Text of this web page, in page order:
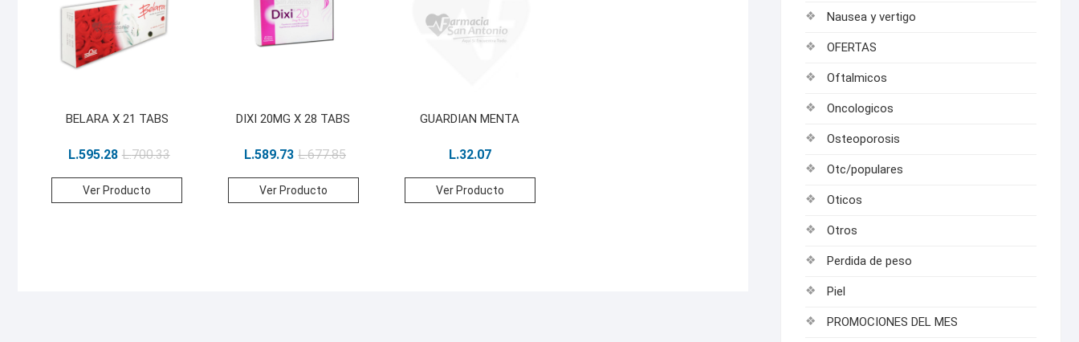
BELARA X 21 TABS
L.700.33
L.595.28
Ver Producto
DIXI 20MG X 28 TABS
L.677.85
L.589.73
Ver Producto
GUARDIAN MENTA
L.32.07
Ver Producto
Nausea y vertigo
OFERTAS
Oftalmicos
Oncologicos
Osteoporosis
Otc/populares
Oticos
Otros
Perdida de peso
Piel
PROMOCIONES DEL MES